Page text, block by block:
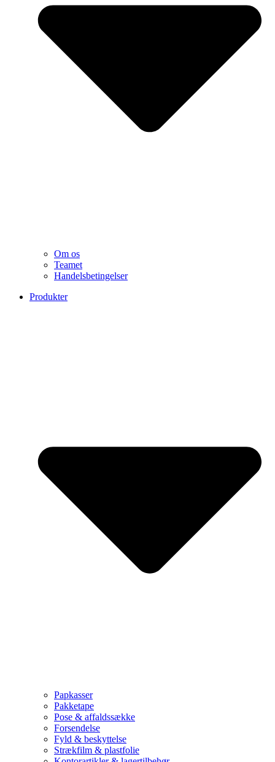
Om os
Teamet
Handelsbetingelser
Produkter
Papkasser
Pakketape
Pose & affaldssække
Forsendelse
Fyld & beskyttelse
Strækfilm & plastfolie